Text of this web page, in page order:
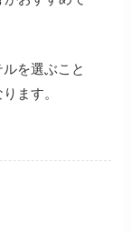
を選ぶこと
ます。